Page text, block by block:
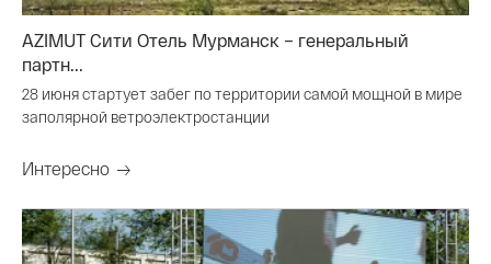
AZIMUT Сити Отель Мурманск – генеральный
партн...
28 июня стартует забег по территории самой мощной в мире
заполярной ветроэлектростанции
Интересно